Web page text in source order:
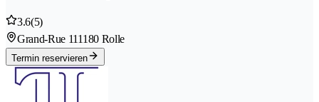
3.6(5)
Grand-Rue 111180 Rolle
Termin reservieren